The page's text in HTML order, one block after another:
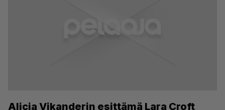
Alicia Vikanderin esittämä Lara Croft